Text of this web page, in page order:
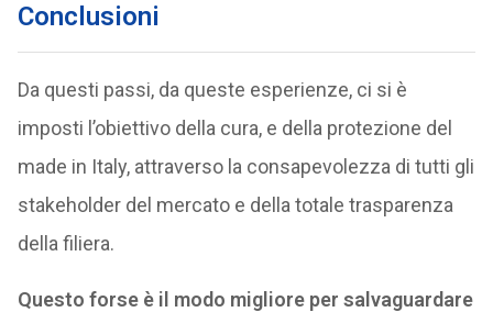
Conclusioni
Da questi passi, da queste esperienze, ci si è
imposti l’obiettivo della cura, e della protezione del
made in Italy, attraverso la consapevolezza di tutti gli
stakeholder del mercato e della totale trasparenza
della filiera.
Questo forse è il modo migliore per salvaguardare